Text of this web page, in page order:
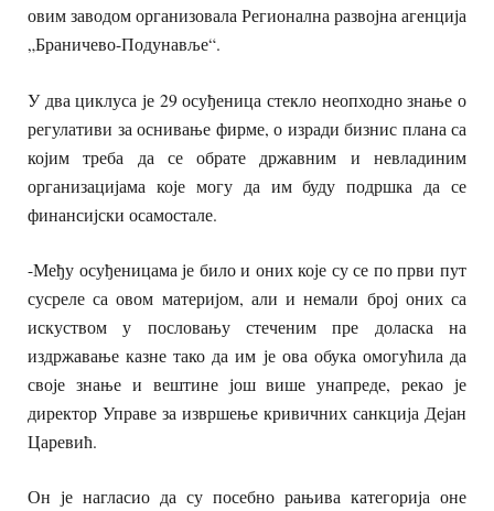
овим заводом организовала Регионална развојна агенција
„Браничево-Подунавље“.
У два циклуса је 29 осуђеница стекло неопходно знање о
регулативи за оснивање фирме, о изради бизнис плана са
којим треба да се обрате државним и невладиним
организацијама које могу да им буду подршка да се
финансијски осамостале.
-Међу осуђеницама је било и оних које су се по први пут
сусреле са овом материјом, али и немали број оних са
искуством у пословању стеченим пре доласка на
издржавање казне тако да им је ова обука омогућила да
своје знање и вештине још више унапреде, рекао је
директор Управе за извршење кривичних санкција Дејан
Царевић.
Он је нагласио да су посебно рањива категорија оне